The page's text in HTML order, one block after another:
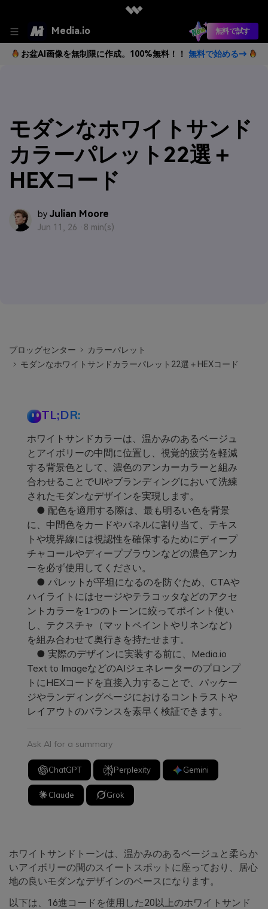
Media.io 無料で試す
お盆AI画像を無制限に作成。100%無料！！ 無料で始める→
モダンなホワイトサンド
カラーパレット22選＋
HEXコード
by Julian Moore
Jun 11, 26 · 8 min(s)
ブロッグセンター
カラーパレット
モダンなホワイトサンドカラーパレット22選＋HEXコード
TL;DR:
ホワイトサンドカラーは、温かみのあるベージュ
とアイボリーの中間に位置し、視覚的疲労を軽減
する背景色として、濃色のアンカーカラーと組み
合わせることでUIやブランディングにおいて洗練
されたモダンなデザインを実現します。
● 配色を適用する際は、最も明るい色を背景
に、中間色をカードやパネルに割り当て、テキス
トや境界線には視認性を確保するためにディープ
チャコールやディープブラウンなどの濃色アンカ
ーを必ず使用してください。
● パレットが平坦になるのを防ぐため、CTAや
ハイライトにはセージやテラコッタなどのアクセ
ントカラーを1つのトーンに絞ってポイント使い
し、テクスチャ（マットペイントやリネンなど）
を組み合わせて奥行きを持たせます。
● 実際のデザインに実装する前に、Media.io
Text to ImageなどのAIジェネレーターのプロンプ
トにHEXコードを直接入力することで、パッケー
ジやランディングページにおけるコントラストや
レイアウトのバランスを素早く検証できます。
Ask AI for a summary
ChatGPT Perplexity Gemini
Claude Grok
ホワイトサンドトーンは、温かみのあるベージュと柔らか
いアイボリーの間のスイートスポットに座っており、居心
地の良いモダンなデザインのベースになります。
以下は、16進コードを使用した20以上のホワイトサンド